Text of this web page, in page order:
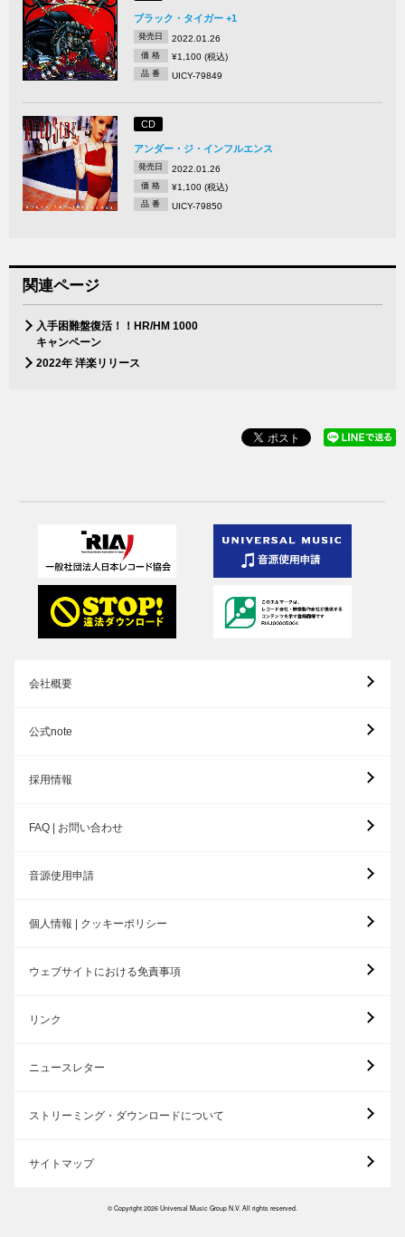
ブラック・タイガー +1
発売日 2022.01.26
価 格 ¥1,100 (税込)
品 番 UICY-79849
CD
アンダー・ジ・インフルエンス
発売日 2022.01.26
価 格 ¥1,100 (税込)
品 番 UICY-79850
関連ページ
入手困難盤復活！！HR/HM 1000
キャンペーン
2022年 洋楽リリース
会社概要
公式note
採用情報
FAQ | お問い合わせ
音源使用申請
個人情報 | クッキーポリシー
ウェブサイトにおける免責事項
リンク
ニュースレター
ストリーミング・ダウンロードについて
サイトマップ
© Copyright 2026 Universal Music Group N.V. All rights reserved.